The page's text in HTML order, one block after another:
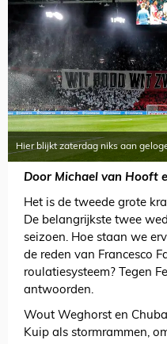
Hier blijkt zaterdag niks aan
Door Michael van Hooft
Het is de tweede grote
De belangrijkste twee
seizoen. Hoe staan we
de reden van Francesco
roulatiesysteem? Tegen
antwoorden.
Wout Weghorst en
Kuip als stormrammen,